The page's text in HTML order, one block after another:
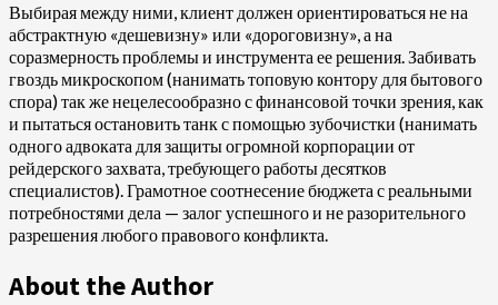
Выбирая между ними, клиент должен ориентироваться не на
абстрактную «дешевизну» или «дороговизну», а на
соразмерность проблемы и инструмента ее решения. Забивать
гвоздь микроскопом (нанимать топовую контору для бытового
спора) так же нецелесообразно с финансовой точки зрения, как
и пытаться остановить танк с помощью зубочистки (нанимать
одного адвоката для защиты огромной корпорации от
рейдерского захвата, требующего работы десятков
специалистов). Грамотное соотнесение бюджета с реальными
потребностями дела — залог успешного и не разорительного
разрешения любого правового конфликта.
About the Author